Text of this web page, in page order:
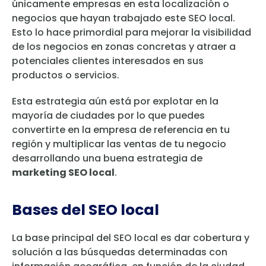
únicamente empresas en esta localización o
negocios que hayan trabajado este SEO local.
Esto lo hace primordial para mejorar la visibilidad
de los negocios en zonas concretas y atraer a
potenciales clientes interesados en sus
productos o servicios.
Esta estrategia aún está por explotar en la
mayoría de ciudades por lo que puedes
convertirte en la empresa de referencia en tu
región y multiplicar las ventas de tu negocio
desarrollando una buena estrategia de
marketing SEO local.
Bases del SEO local
La base principal del SEO local es dar cobertura y
solución a las búsquedas determinadas con